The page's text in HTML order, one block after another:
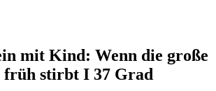
mit Kind: Wenn die große
früh stirbt I 37 Grad